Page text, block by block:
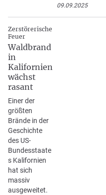
09.09.2025
Zerstörerische
Feuer
Waldbrand
in
Kalifornien
wächst
rasant
Einer der
größten
Brände in der
Geschichte
des US-
Bundesstaate
s Kalifornien
hat sich
massiv
ausgeweitet.